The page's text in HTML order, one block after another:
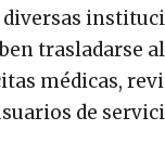
médicas,
de